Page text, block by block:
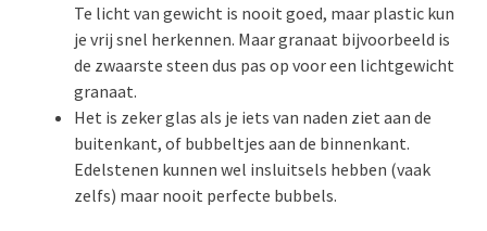
Te licht van gewicht is nooit goed, maar plastic kun
je vrij snel herkennen. Maar granaat bijvoorbeeld is
de zwaarste steen dus pas op voor een lichtgewicht
granaat.
Het is zeker glas als je iets van naden ziet aan de
buitenkant, of bubbeltjes aan de binnenkant.
Edelstenen kunnen wel insluitsels hebben (vaak
zelfs) maar nooit perfecte bubbels.